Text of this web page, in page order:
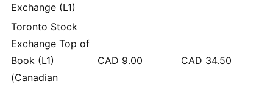
Exchange (L1)
Toronto Stock
Exchange Top of
Book (L1)
(Canadian
CAD 9.00 CAD 34.50